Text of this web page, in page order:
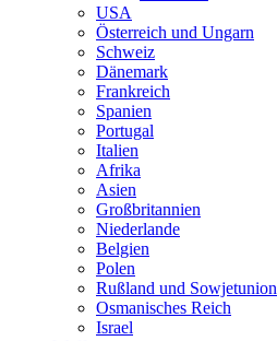
USA
Österreich und Ungarn
Schweiz
Dänemark
Frankreich
Spanien
Portugal
Italien
Afrika
Asien
Großbritannien
Niederlande
Belgien
Polen
Rußland und Sowjetunion
Osmanisches Reich
Israel